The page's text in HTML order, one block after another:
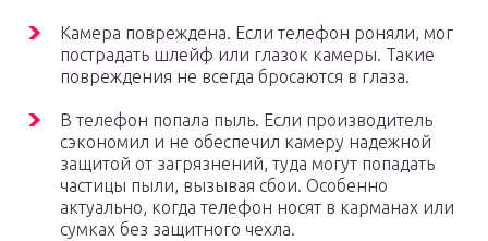
Камера повреждена. Если телефон роняли, мог
пострадать шлейф или глазок камеры. Такие
повреждения не всегда бросаются в глаза.
В телефон попала пыль. Если производитель
сэкономил и не обеспечил камеру надежной
защитой от загрязнений, туда могут попадать
частицы пыли, вызывая сбои. Особенно
актуально, когда телефон носят в карманах или
сумках без защитного чехла.